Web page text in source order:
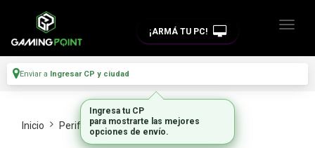
¡ARMÁ TU PC!
Enviar a Ingresar CP y ciudad
Inicio Perifericos Teclados
Ingresa tu CP
para mostrarte las mejores
opciones de envío.